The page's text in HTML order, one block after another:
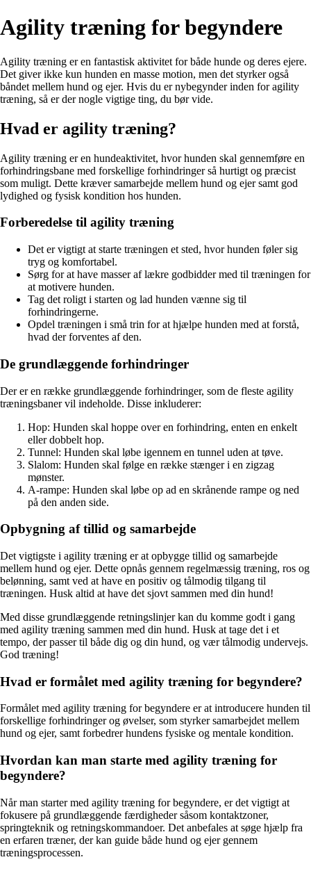
Agility træning for begyndere
Agility træning er en fantastisk aktivitet for både hunde og deres ejere.
Det giver ikke kun hunden en masse motion, men det styrker også
båndet mellem hund og ejer. Hvis du er nybegynder inden for agility
træning, så er der nogle vigtige ting, du bør vide.
Hvad er agility træning?
Agility træning er en hundeaktivitet, hvor hunden skal gennemføre en
forhindringsbane med forskellige forhindringer så hurtigt og præcist
som muligt. Dette kræver samarbejde mellem hund og ejer samt god
lydighed og fysisk kondition hos hunden.
Forberedelse til agility træning
Det er vigtigt at starte træningen et sted, hvor hunden føler sig
tryg og komfortabel.
Sørg for at have masser af lækre godbidder med til træningen for
at motivere hunden.
Tag det roligt i starten og lad hunden vænne sig til
forhindringerne.
Opdel træningen i små trin for at hjælpe hunden med at forstå,
hvad der forventes af den.
De grundlæggende forhindringer
Der er en række grundlæggende forhindringer, som de fleste agility
træningsbaner vil indeholde. Disse inkluderer:
Hop: Hunden skal hoppe over en forhindring, enten en enkelt
eller dobbelt hop.
Tunnel: Hunden skal løbe igennem en tunnel uden at tøve.
Slalom: Hunden skal følge en række stænger i en zigzag
mønster.
A-rampe: Hunden skal løbe op ad en skrånende rampe og ned
på den anden side.
Opbygning af tillid og samarbejde
Det vigtigste i agility træning er at opbygge tillid og samarbejde
mellem hund og ejer. Dette opnås gennem regelmæssig træning, ros og
belønning, samt ved at have en positiv og tålmodig tilgang til
træningen. Husk altid at have det sjovt sammen med din hund!
Med disse grundlæggende retningslinjer kan du komme godt i gang
med agility træning sammen med din hund. Husk at tage det i et
tempo, der passer til både dig og din hund, og vær tålmodig undervejs.
God træning!
Hvad er formålet med agility træning for begyndere?
Formålet med agility træning for begyndere er at introducere hunden til
forskellige forhindringer og øvelser, som styrker samarbejdet mellem
hund og ejer, samt forbedrer hundens fysiske og mentale kondition.
Hvordan kan man starte med agility træning for
begyndere?
Når man starter med agility træning for begyndere, er det vigtigt at
fokusere på grundlæggende færdigheder såsom kontaktzoner,
springteknik og retningskommandoer. Det anbefales at søge hjælp fra
en erfaren træner, der kan guide både hund og ejer gennem
træningsprocessen.